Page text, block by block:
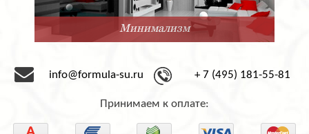
Минимализм
info@formula-su.ru + 7 (495) 181-55-81
Принимаем к оплате: